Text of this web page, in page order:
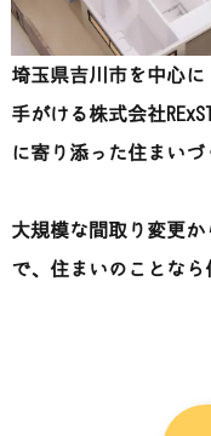
埼玉県吉川市を中心
手がける株式会社
に寄り添った住まいづ
大規模な間取り変更
で、住まいのことなら